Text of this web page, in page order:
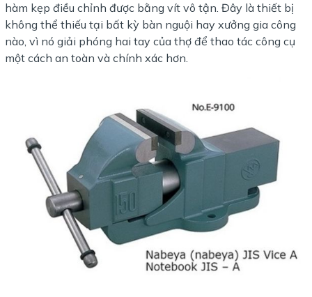
hàm kẹp điều chỉnh được bằng vít vô tận. Đây là thiết bị
không thể thiếu tại bất kỳ bàn nguội hay xưởng gia công
nào, vì nó giải phóng hai tay của thợ để thao tác công cụ
một cách an toàn và chính xác hơn.